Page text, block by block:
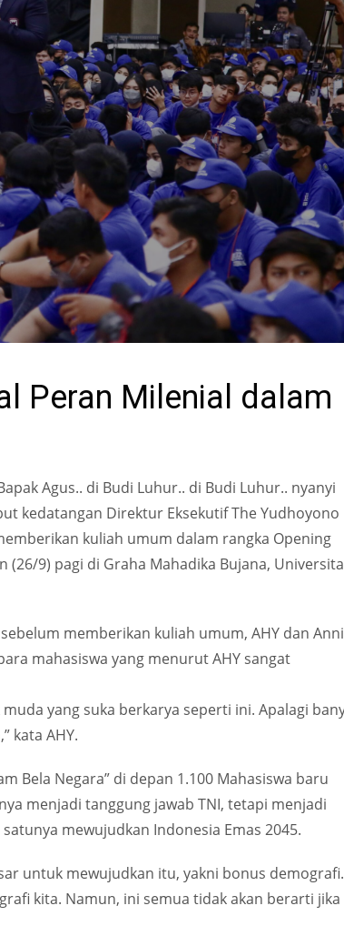
Peran Milenial dalam
Agus.. di Budi Luhur.. di Budi Luhur.. nyanyi
kedatangan Direktur Eksekutif The Yudhoyono
kuliah umum dalam rangka Opening
(26/9) pagi di Graha Mahadika Bujana,
memberikan kuliah umum, AHY dan
mahasiswa yang menurut AHY sangat
yang suka berkarya seperti ini. Apalagi
kata AHY.
Bela Negara” di depan 1.100 Mahasiswa baru
menjadi tanggung jawab TNI, tetapi menjadi
mewujudkan Indonesia Emas 2045.
untuk mewujudkan itu, yakni bonus demografi.
kita. Namun, ini semua tidak akan berarti jika